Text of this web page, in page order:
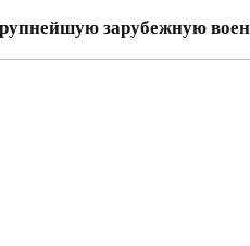
зарубежную